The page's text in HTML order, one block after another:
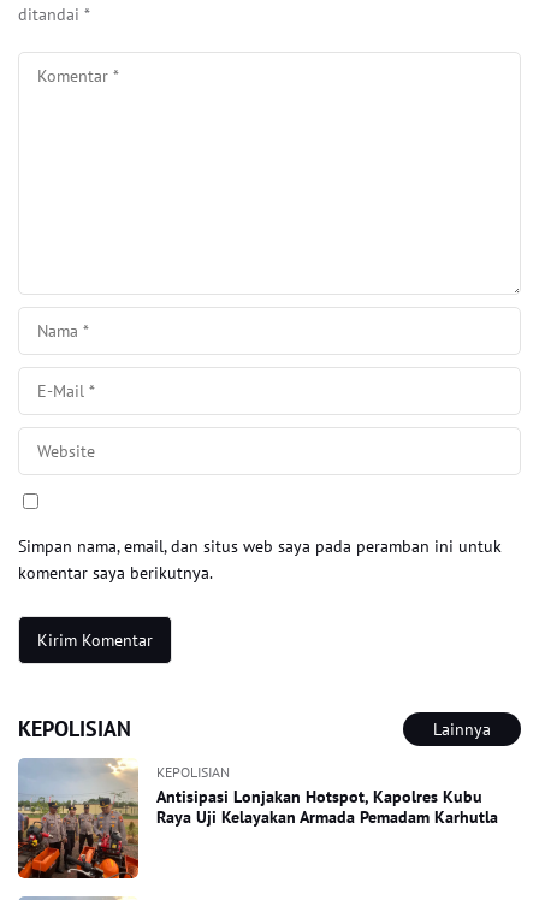
ditandai *
Simpan nama, email, dan situs web saya pada peramban ini untuk
komentar saya berikutnya.
KEPOLISIAN Lainnya
KEPOLISIAN
Antisipasi Lonjakan Hotspot, Kapolres Kubu
Raya Uji Kelayakan Armada Pemadam Karhutla